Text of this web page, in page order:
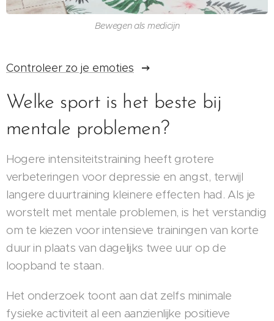
Bewegen als medicijn
Controleer zo je emoties
Welke sport is het beste bij
mentale problemen?
Hogere intensiteitstraining heeft grotere
verbeteringen voor depressie en angst, terwijl
langere duurtraining kleinere effecten had. Als je
worstelt met mentale problemen, is het verstandig
om te kiezen voor intensieve trainingen van korte
duur in plaats van dagelijks twee uur op de
loopband te staan.
Het onderzoek toont aan dat zelfs minimale
fysieke activiteit al een aanzienlijke positieve